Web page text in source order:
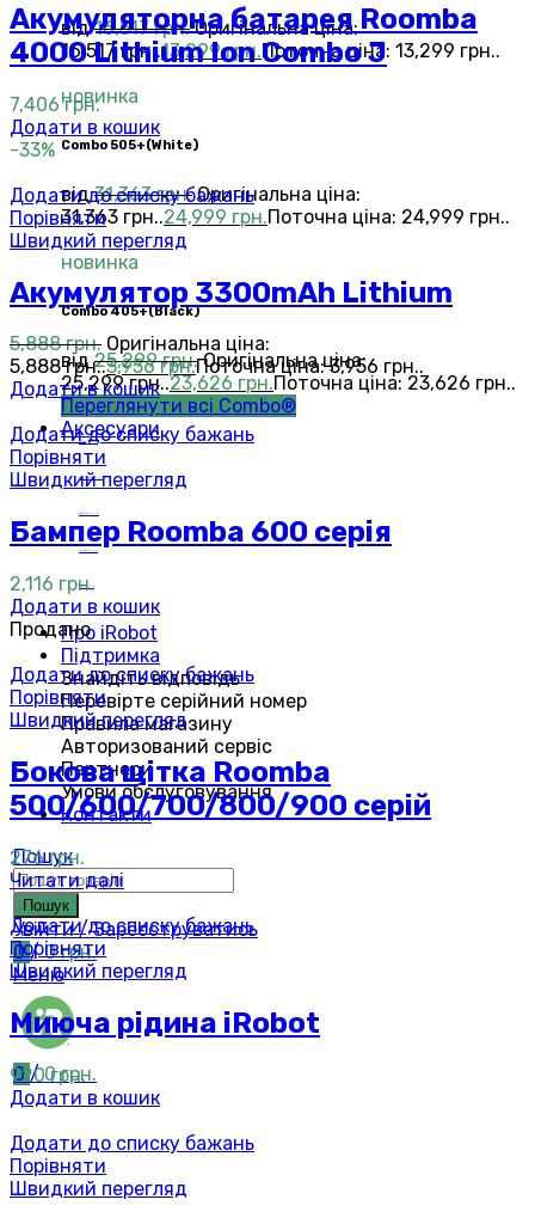
від16,517грн. Оригінальна ціна:
16,517 грн..13,299грн.Поточна ціна: 13,299 грн..
новинка
Сombo 505+(White)
від31,363грн. Оригінальна ціна:
31,363 грн..24,999 грн.Поточна ціна: 24,999 грн..
новинка
Сombo 405+(Black)
від25,299грн. Оригінальна ціна:
25,299 грн..23,626 грн.Поточна ціна: 23,626 грн..
Переглянути всі Combo®
Аксесуари
Про iRobot
Підтримка
Знайдіть відповідь
Перевірте серійний номер
Правила магазину
Авторизований сервіс
Партнери
Умови обслуговування
Контакти
Пошук
Пошук
Увійти / Зареєструватись
0/ 0грн.
Меню
0 / 0грн.
Акумуляторна батарея Roomba
4000 Lithium Ion Combo J
7,406грн.
Додати в кошик
-33%
Додати до списку бажань
Порівняти
Швидкий перегляд
Акумулятор 3300mAh Lithium
5,888грн. Оригінальна ціна:
5,888 грн..3,956грн.Поточна ціна: 3,956 грн..
Додати в кошик
Додати до списку бажань
Порівняти
Швидкий перегляд
Бампер Roomba 600 серія
2,116 грн.
Додати в кошик
Продано
Додати до списку бажань
Порівняти
Швидкий перегляд
Бокова щітка Roomba
500/600/700/800/900 серій
276грн.
Читати далі
Додати до списку бажань
Порівняти
Швидкий перегляд
Миюча рідина iRobot
920грн.
Додати в кошик
Додати до списку бажань
Порівняти
Швидкий перегляд